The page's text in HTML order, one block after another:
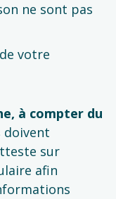
ne sont pas
de votre
à compter du
doivent
sur
afin